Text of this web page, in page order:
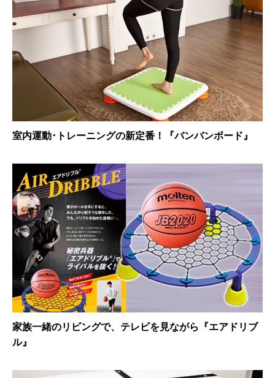
室内運動･トレーニングの新定番！『バンバンボード』
家族一緒のリビングで、テレビを見ながら『エアドリブ
ル』